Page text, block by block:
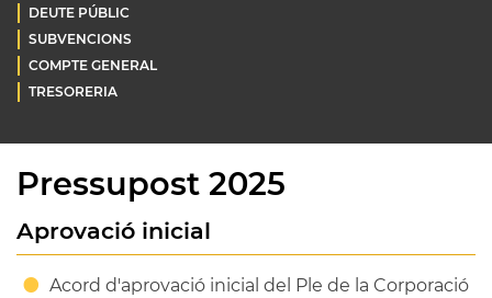
DEUTE PÚBLIC
SUBVENCIONS
COMPTE GENERAL
TRESORERIA
Pressupost 2025
Aprovació inicial
Acord d'aprovació inicial del Ple de la Corporació